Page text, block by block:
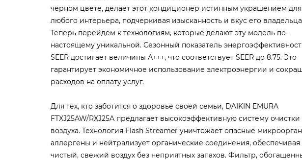
черном цвете, делает этот кондиционер истинным украшением для
любого интерьера, подчеркивая изысканность и вкус его
Теперь перейдем к технологиям, которые делают эту модель по-
настоящему уникальной. Сезонный показатель
SEER достигает величины А+++, что соответствует SEER до 8.75. Это
гарантирует экономичное использование электроэнергии и
расходов на оплату услуг.
Для тех, кто заботится о здоровье своей семьи, DAIKIN EMURA
FTXJ25AW/RXJ25A предлагает высокоэффективную систему очистки
воздуха. Технология Flash Streamer уничтожает опасные
аллергены и нейтрализует органические соединения, обеспечивая
чистый, свежий воздух без неприятных запахов. Фильтр,